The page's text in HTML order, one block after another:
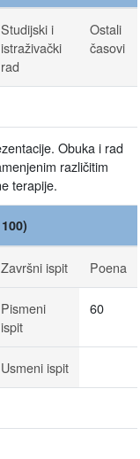
Studijski i
istraživački
rad
Ostali
časovi
Obuka i rad
različitim
terapije.
Završni ispit Poena
Pismeni
ispit
60
Usmeni ispit